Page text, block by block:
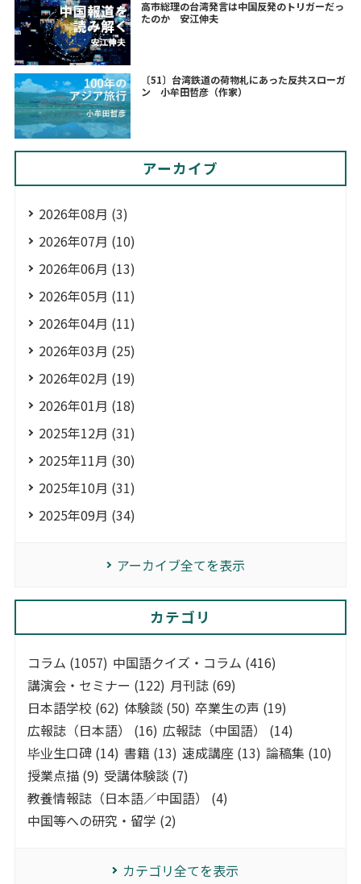
高市総理の台湾発言は中国反発のトリガーだっ
たのか 安江伸夫
〔51〕台湾鉄道の荷物札にあった反共スローガ
ン 小牟田哲彦（作家）
アーカイブ
2026年08月 (3)
2026年07月 (10)
2026年06月 (13)
2026年05月 (11)
2026年04月 (11)
2026年03月 (25)
2026年02月 (19)
2026年01月 (18)
2025年12月 (31)
2025年11月 (30)
2025年10月 (31)
2025年09月 (34)
アーカイブ全てを表示
カテゴリ
コラム (1057) 中国語クイズ・コラム (416)
講演会・セミナー (122) 月刊誌 (69)
日本語学校 (62) 体験談 (50) 卒業生の声 (19)
広報誌（日本語） (16) 広報誌（中国語） (14)
毕业生口碑 (14) 書籍 (13) 速成講座 (13) 論稿集 (10)
授業点描 (9) 受講体験談 (7)
教養情報誌（日本語／中国語） (4)
中国等への研究・留学 (2)
カテゴリ全てを表示